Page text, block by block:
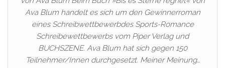
Ava Blum handelt es sich um den Gewinnerroman
eines Schreibwettbewerbdes Sports-Romance
Schreibewettbewerbs vom Piper Verlag und
BUCHSZENE. Ava Blum hat sich gegen 150
Teilnehmer/Innen durchgesetzt. Meiner Meinung…